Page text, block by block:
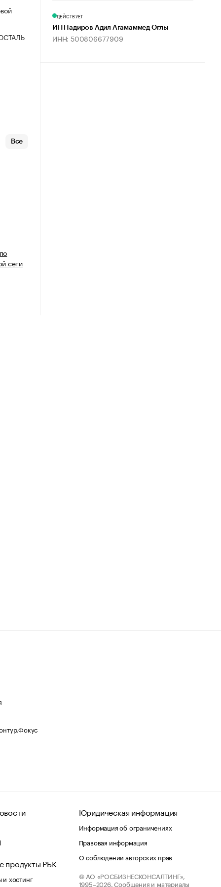
Все
сети
ДЕЙСТВУЕТ
ИП Надиров Адил Агамаммед Оглы
ИНН: 500806677909
продукты РБК
хостинг
Юридическая информация
Информация об ограничениях
Правовая информация
О соблюдении авторских прав
© АО «РОСБИЗНЕСКОНСАЛТИНГ»,
1995–2026. Сообщения и материалы